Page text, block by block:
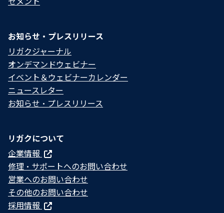
お知らせ・プレスリリース
リガクジャーナル
オンデマンドウェビナー
イベント＆ウェビナーカレンダー
ニュースレター
お知らせ・プレスリリース
リガクについて
企業情報
修理・サポートへのお問い合わせ
営業へのお問い合わせ
その他のお問い合わせ
採用情報